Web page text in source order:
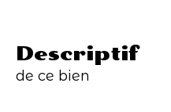
descriptif
de ce bien